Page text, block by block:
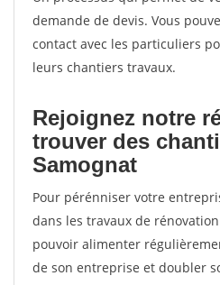
demande de devis. Vous
contact avec les particuliers
leurs chantiers travaux.
Rejoignez notre
trouver des
Samognat
Pour pérénniser votre
dans les travaux de
pouvoir alimenter
de son entreprise et doubler